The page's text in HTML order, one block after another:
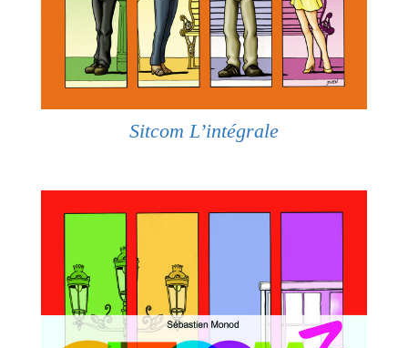
Sitcom L’intégrale